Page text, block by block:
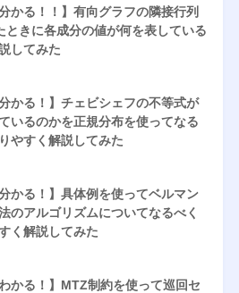
分かる！！】有向グラフの隣接行列
ときに各成分の値が何を表している
してみた
分かる！】チェビシェフの不等式が
いるのかを正規分布を使ってなる
やすく解説してみた
分かる！】具体例を使ってベルマン
のアルゴリズムについてなるべく
く解説してみた
わかる！】MTZ制約を使って巡回セ